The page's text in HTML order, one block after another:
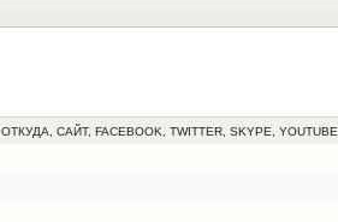
ОТКУДА, САЙТ, FACEBOOK, TWITTER, SKYPE, YOUTUBE